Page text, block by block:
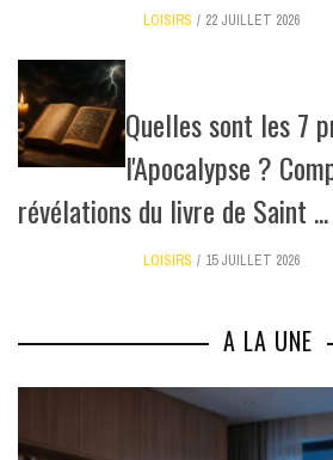
LOISIRS 22 JUILLET 2026
Quelles sont les 7
l'Apocalypse ?
révélations du livre de Saint ...
LOISIRS 15 JUILLET 2026
A LA UNE